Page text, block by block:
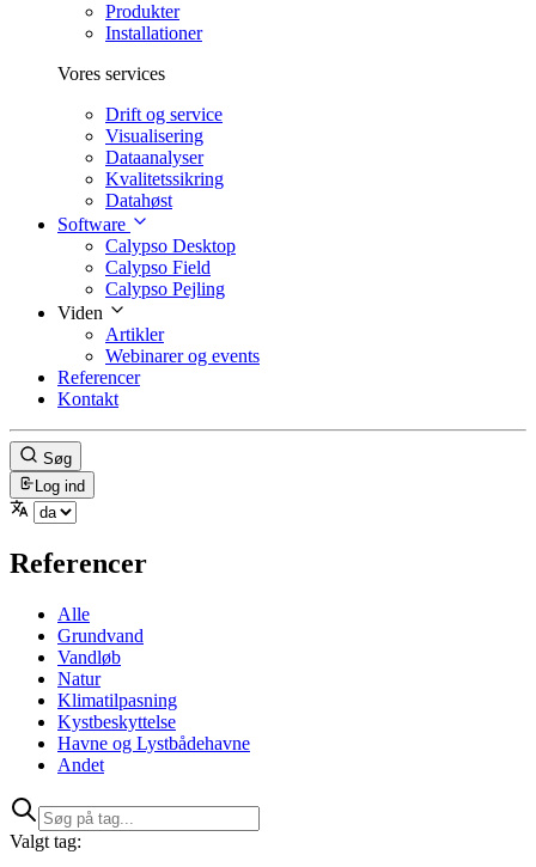
Produkter
Installationer
Vores services
Drift og service
Visualisering
Dataanalyser
Kvalitetssikring
Datahøst
Software
Calypso Desktop
Calypso Field
Calypso Pejling
Viden
Artikler
Webinarer og events
Referencer
Kontakt
Søg
Log ind
Referencer
Alle
Grundvand
Vandløb
Natur
Klimatilpasning
Kystbeskyttelse
Havne og Lystbådehavne
Andet
Valgt tag: